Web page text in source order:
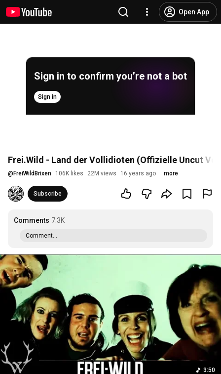
Open App
Sign in to confirm you’re not a bot
Sign in
Frei.Wild - Land der Vollidioten (Offizielle Uncut
@ FreiWildBrixen 106K likes 22M views 16 years ago more
Subscribe
Comments 7.3K
Comment...
3:50